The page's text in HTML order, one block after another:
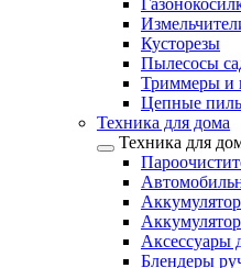
Кусторезы
Пылесосы
Триммеры и
Цепные
Техника для дома
Техника для
Аксессуары
Блендеры